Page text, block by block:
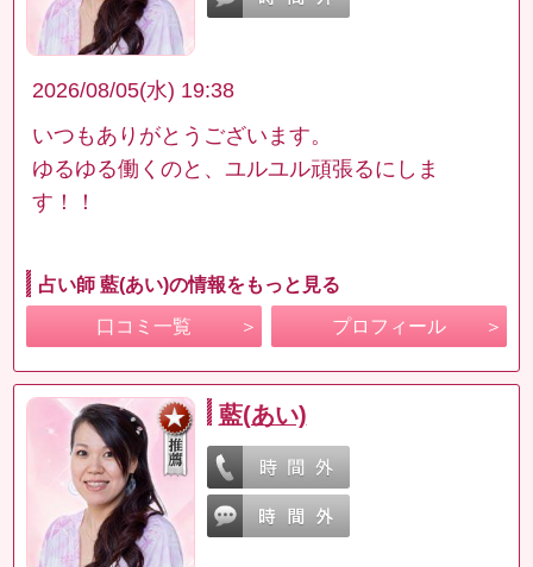
2026/08/05(水) 19:38
いつもありがとうございます。
ゆるゆる働くのと、ユルユル頑張るにしま
す！！
占い師 藍(あい)の情報をもっと見る
口コミ一覧 プロフィール
藍(あい)